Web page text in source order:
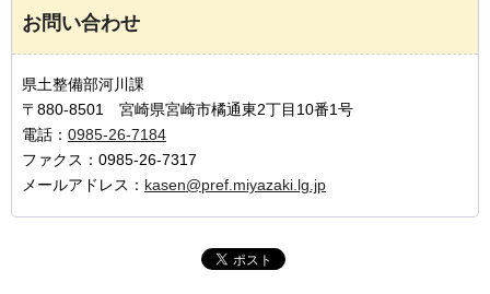
お問い合わせ
県土整備部河川課
〒880-8501 宮崎県宮崎市橘通東2丁目10番1号
電話： 0985-26-7184
ファクス：0985-26-7317
メールアドレス： kasen@pref.miyazaki.lg.jp